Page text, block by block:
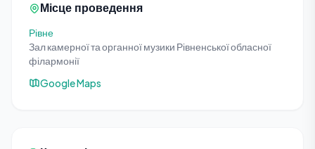
Місце проведення
Рівне
Зал камерної та органної музики Рівненської обласної
філармонії
Google Maps